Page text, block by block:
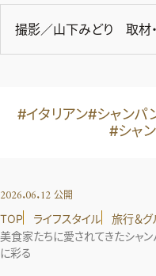
撮影／山下みどり 取材
#イタリアン#シャンパ
#シャ
2026.06.12 公開
TOP ライフスタイル
旅行＆グ
美食家たちに愛されてきたシャ
に彩る